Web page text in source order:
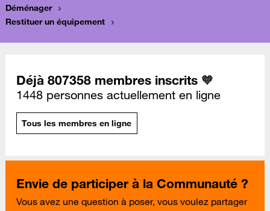
Déménager
Restituer un équipement
Déjà 807358 membres inscrits 🧡
1448 personnes actuellement en ligne
Tous les membres en ligne
Envie de participer à la Communauté ?
Vous avez une question à poser, vous voulez partager